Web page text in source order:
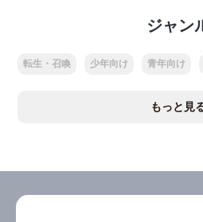
ジャン
転生・召喚 少年向け 青年向け
もっと見